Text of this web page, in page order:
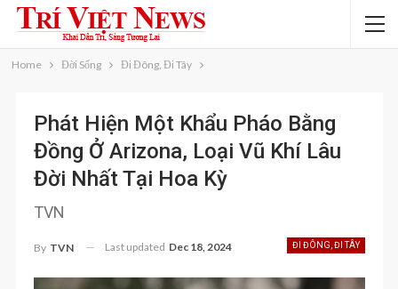
Home Đời Sống Đi Đông, Đi Tây
Phát Hiện Một Khẩu Pháo Bằng
Đồng Ở Arizona, Loại Vũ Khí Lâu
Đời Nhất Tại Hoa Kỳ
TVN
ĐI ĐÔNG, ĐI TÂY
By TVN Last updated Dec 18, 2024